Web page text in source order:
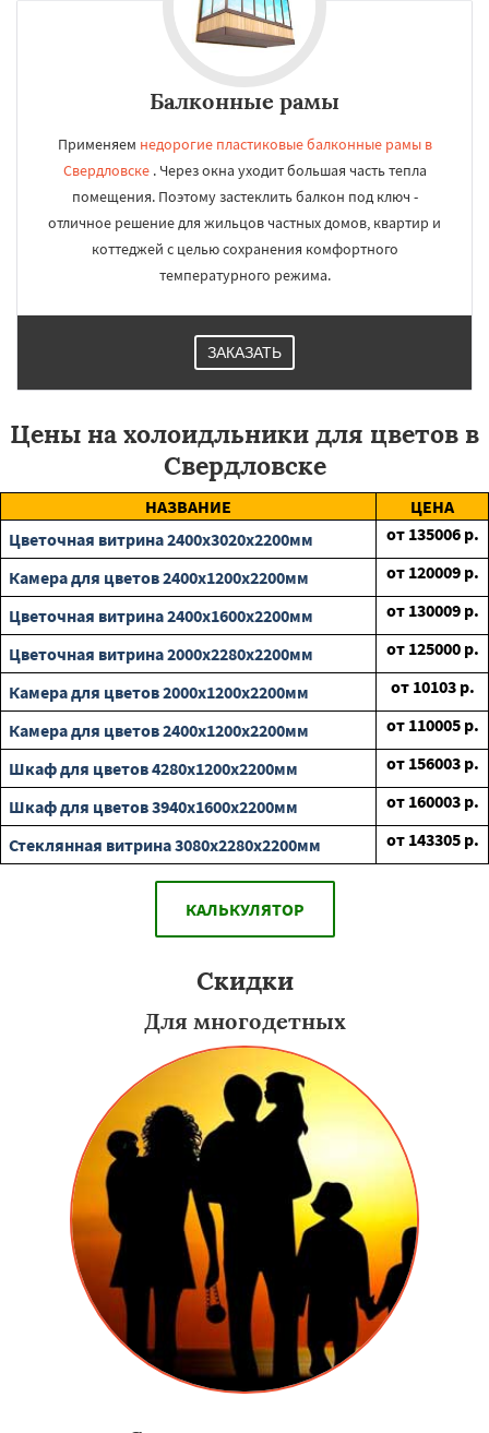
Балконные рамы
Применяем недорогие пластиковые балконные рамы в
Свердловске. Через окна уходит большая часть тепла
помещения. Поэтому застеклить балкон под ключ -
отличное решение для жильцов частных домов, квартир и
коттеджей с целью сохранения комфортного
температурного режима.
ЗАКАЗАТЬ
Цены на холоидльники для цветов в
Свердловске
НАЗВАНИЕ
ЦЕНА
Цветочная витрина 2400х3020х2200мм
от 135006 р.
Камера для цветов 2400х1200х2200мм
от 120009 р.
Цветочная витрина 2400х1600х2200мм
от 130009 р.
Цветочная витрина 2000х2280х2200мм
от 125000 р.
Камера для цветов 2000х1200х2200мм
от 10103 р.
Камера для цветов 2400х1200х2200мм
от 110005 р.
Шкаф для цветов 4280х1200х2200мм
от 156003 р.
Шкаф для цветов 3940х1600х2200мм
от 160003 р.
Стеклянная витрина 3080х2280х2200мм
от 143305 р.
КАЛЬКУЛЯТОР
Скидки
Для многодетных